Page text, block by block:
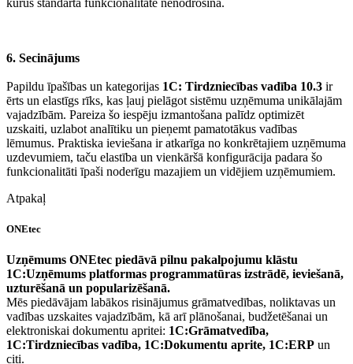
kurus standarta funkcionalitāte nenodrošina.
6. Secinājums
Papildu īpašības un kategorijas 1С: Tirdzniecības vadība 10.3 ir
ērts un elastīgs rīks, kas ļauj pielāgot sistēmu uzņēmuma unikālajām
vajadzībām. Pareiza šo iespēju izmantošana palīdz optimizēt
uzskaiti, uzlabot analītiku un pieņemt pamatotākus vadības
lēmumus. Praktiska ieviešana ir atkarīga no konkrētajiem uzņēmuma
uzdevumiem, taču elastība un vienkāršā konfigurācija padara šo
funkcionalitāti īpaši noderīgu mazajiem un vidējiem uzņēmumiem.
Atpakaļ
ONEtec
Uzņēmums ONEtec piedāvā pilnu pakalpojumu klāstu
1C:Uzņēmums platformas programmatūras izstrādē, ieviešanā,
uzturēšanā un popularizēšanā.
Mēs piedāvājam labākos risinājumus grāmatvedības, noliktavas un
vadības uzskaites vajadzībām, kā arī plānošanai, budžetēšanai un
elektroniskai dokumentu apritei: 1C:Grāmatvedība,
1C:Tirdzniecības vadība, 1C:Dokumentu aprite, 1C:ERP un
citi.